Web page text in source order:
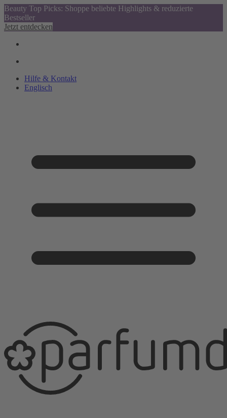
Beauty Top Picks: Shoppe beliebte Highlights & reduzierte
Bestseller
Jetzt entdecken
Hilfe & Kontakt
Englisch